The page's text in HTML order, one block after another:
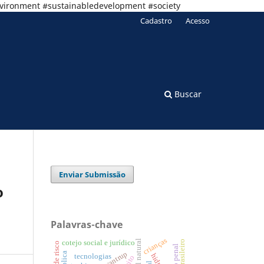
#sustainabledevelopment #society
Buscar
Cadastro Acesso
Enviar Submissão
Palavras-chave
cotejo social e jurídico
tecnologias
crianças